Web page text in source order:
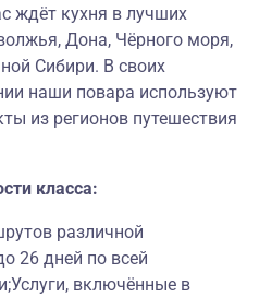
ждёт кухня в лучших
Дона, Чёрного моря,
Сибири. В своих
наши повара используют
из регионов путешествия
класса:
различной
26 дней по всей
включённые в